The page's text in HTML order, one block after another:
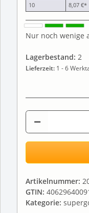
10
8,07 €*
Nur noch wenige
Lagerbestand: 2
Lieferzeit: 1 - 6
Artikelnummer:
GTIN:
Kategorie: